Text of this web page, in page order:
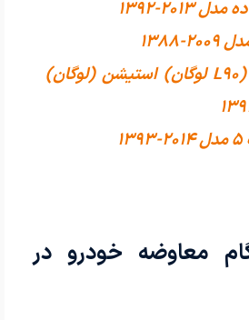
2013-1392
رنو تندر 90 (L90 لوگان) استیشن (لوگان)
معاوضه خودرو در